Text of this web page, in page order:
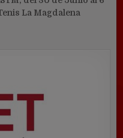
La Magdalena